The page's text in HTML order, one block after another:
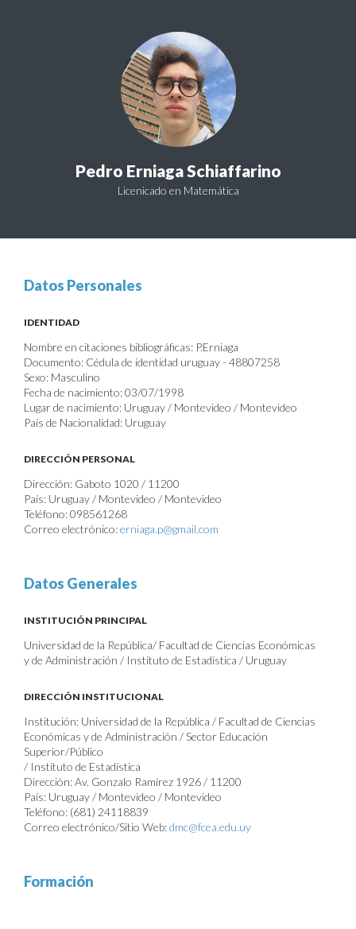
Pedro Erniaga Schiaffarino
Licenicado en Matemática
Datos Personales
IDENTIDAD
Nombre en citaciones bibliográficas: P.Erniaga
Documento: Cédula de identidad uruguay - 48807258
Sexo: Masculino
Fecha de nacimiento: 03/07/1998
Lugar de nacimiento: Uruguay / Montevideo / Montevideo
País de Nacionalidad: Uruguay
DIRECCIÓN PERSONAL
Dirección: Gaboto 1020 / 11200
País: Uruguay / Montevideo / Montevideo
Teléfono: 098561268
Correo electrónico:erniaga.p@gmail.com
Datos Generales
INSTITUCIÓN PRINCIPAL
Universidad de la República/ Facultad de Ciencias Económicas
y de Administración / Instituto de Estadística / Uruguay
DIRECCIÓN INSTITUCIONAL
Institución: Universidad de la República / Facultad de Ciencias
Económicas y de Administración / Sector Educación
Superior/Público
/ Instituto de Estadística
Dirección: Av. Gonzalo Ramírez 1926 / 11200
País: Uruguay / Montevideo / Montevideo
Teléfono: (681) 24118839
Correo electrónico/Sitio Web:dmc@fcea.edu.uy
Formación